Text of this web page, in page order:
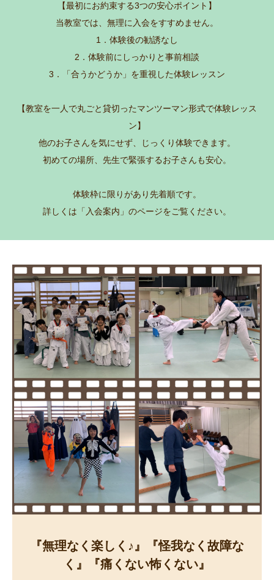
【最初にお約束する3つの安心ポイント】
当教室では、無理に入会をすすめません。
1．体験後の勧誘なし
2．体験前にしっかりと事前相談
3．「合うかどうか」を重視した体験レッスン
【教室を一人で丸ごと貸切ったマンツーマン形式で体験レッス
ン】
他のお子さんを気にせず、じっくり体験できます。
初めての場所、先生で緊張するお子さんも安心。
体験枠に限りがあり先着順です。
詳しくは「入会案内」のページをご覧ください。
『無理なく楽しく♪』『怪我なく故障な
く』『痛くない怖くない』